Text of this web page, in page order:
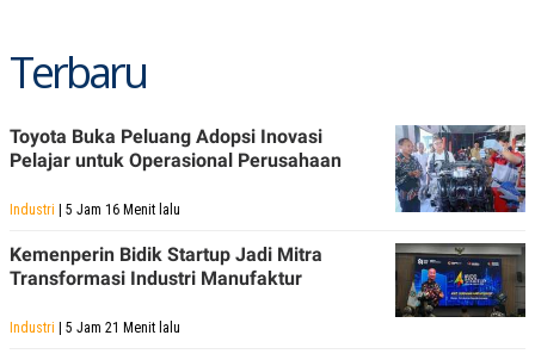
Terbaru
Toyota Buka Peluang Adopsi Inovasi
Pelajar untuk Operasional Perusahaan
Industri | 5 Jam 16 Menit lalu
Kemenperin Bidik Startup Jadi Mitra
Transformasi Industri Manufaktur
Industri | 5 Jam 21 Menit lalu